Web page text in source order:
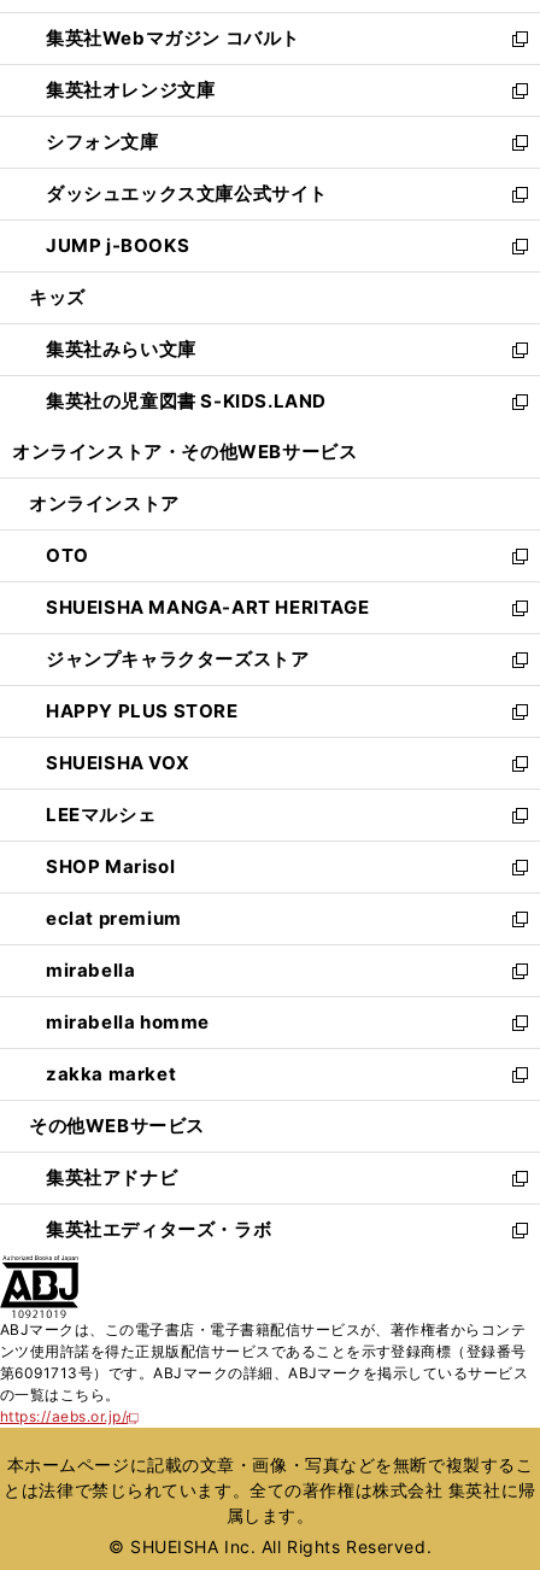
開
く
ウ
で
開
く
ン
ド
ウ
で
開
く
ウ
ィ
ン
ド
ウ
で
開
く
集英社Webマガジン コバルト
新
し
い
ウ
ィ
ン
ド
ウ
で
開
集英社オレンジ文庫
新
し
い
ウ
ィ
ン
ド
ウ
開
く
シフォン文庫
新
し
い
ウ
ィ
ン
ウ
で
開
く
ダッシュエックス文庫公式サイト
新
し
い
ウ
ン
ド
ウ
で
JUMP j-BOOKS
新
し
ウ
ィ
ン
ド
開
キッズ
集英社みらい文庫
新
し
い
ン
ウ
で
開
く
集英社の児童図書 S-KIDS.LAND
新
ウ
ン
ド
ウ
で
開
く
オンラインストア・ その他WEBサービス
オンラインストア
OTO
新
し
い
ウ
ィ
ン
ド
ウ
で
開
く
SHUEISHA MANGA-ART HERITAGE
新
し
い
ウ
ィ
ン
ド
ウ
で
開
く
ジャンプキャラクターズストア
新
し
い
ウ
ィ
ン
ド
ウ
で
開
く
HAPPY PLUS STORE
新
し
い
ウ
ィ
ン
ド
ウ
で
開
く
SHUEISHA VOX
新
し
い
ウ
ィ
ン
ド
ウ
で
開
く
LEEマルシェ
新
し
い
ウ
ィ
ン
ド
ウ
で
開
く
SHOP Marisol
新
し
い
ウ
ィ
ン
ド
ウ
で
開
eclat premium
新
し
い
ウ
ィ
ン
ド
ウ
開
く
mirabella
新
し
い
ウ
ィ
ン
ウ
で
開
く
mirabella homme
新
し
い
ウ
ン
ド
ウ
で
zakka market
新
し
ウ
ィ
ン
ド
く
その他WEBサービス
集英社アドナビ
新
し
い
ド
ウ
で
集英社エディターズ・ラボ
新
ィ
ン
開
く
ABJマークは、この電子書店・電子書籍配信サービスが、著作権者からコンテ
ンツ使用許諾を得た正規版配信サービスであることを示す登録商標（登録番号
第6091713号）です。ABJマークの詳細、ABJマークを掲示しているサービス
の一覧はこちら。
https://aebs.or.jp/
新
い
ウ
ィ
ウ
本ホームページに記載の文章・画像・写真などを無断で複製するこ
とは法律で禁じられています。全ての著作権は株式会社 集英社に帰
属します。
© SHUEISHA Inc. All Rights Reserved.